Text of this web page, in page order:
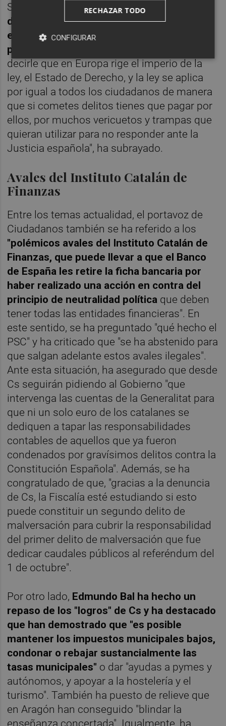
Sobre Puigdemont,Bal ha dicho que "es un
día para alegrarse" de que la Justicia
europea le haya retirado la inmunidad
parlamentaria. "
decirle que en Europa rige el imperio de la
ley, el Estado de Derecho, y la ley se aplica
por igual a todos los ciudadanos de manera
que si cometes delitos tienes que pagar por
ellos, por muchos vericuetos y trampas que
quieran utilizar para no responder ante la
Justicia española", ha subrayado.
Avales del Instituto Catalán de
Finanzas
Entre los temas actualidad, el portavoz de
Ciudadanos también se ha referido a los
"polémicos avales del Instituto Catalán de
Finanzas, que puede llevar a que el Banco
de España les retire la ficha bancaria por
haber realizado una acción en contra del
principio de neutralidad política que deben
tener todas las entidades financieras". En
este sentido, se ha preguntado "qué hecho el
PSC" y ha criticado que "se ha abstenido para
que salgan adelante estos avales ilegales".
Ante esta situación, ha asegurado que desde
Cs seguirán pidiendo al Gobierno "que
intervenga las cuentas de la Generalitat para
que ni un solo euro de los catalanes se
dediquen a tapar las responsabilidades
contables de aquellos que ya fueron
condenados por gravísimos delitos contra la
Constitución Española". Además, se ha
congratulado de que, "gracias a la denuncia
de Cs, la Fiscalía esté estudiando si esto
puede constituir un segundo delito de
malversación para cubrir la responsabilidad
del primer delito de malversación que fue
dedicar caudales públicos al referéndum del
1 de octubre".
Por otro lado, Edmundo Bal ha hecho un
repaso de los "logros" de Cs y ha destacado
que han demostrado que "es posible
mantener los impuestos municipales bajos,
condonar o rebajar sustancialmente las
tasas municipales" o dar "ayudas a pymes y
autónomos, y apoyar a la hostelería y el
turismo". También ha puesto de relieve que
en Aragón han conseguido "blindar la
enseñanza concertada". Igualmente, ha
RECHAZAR TODO
CONFIGURAR